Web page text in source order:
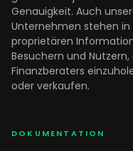
Genauigkeit. Auch
Unternehmen stehen in
proprietären
Besuchern und
Finanzberaters
oder verkaufen.
DOKUMENTATION